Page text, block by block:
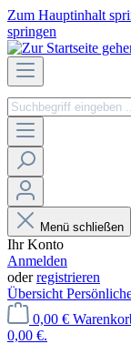
Zum Hauptinhalt
springen
Menü schließen
Ihr Konto
Anmelden
oderregistrieren
Übersicht
0,00 €
0,00 €.